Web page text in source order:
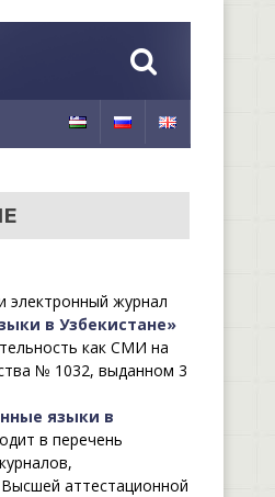
электронный журнал
в Узбекистане»
как СМИ на
№ 1032, выданном 3
языки в
в перечень
аттестационной